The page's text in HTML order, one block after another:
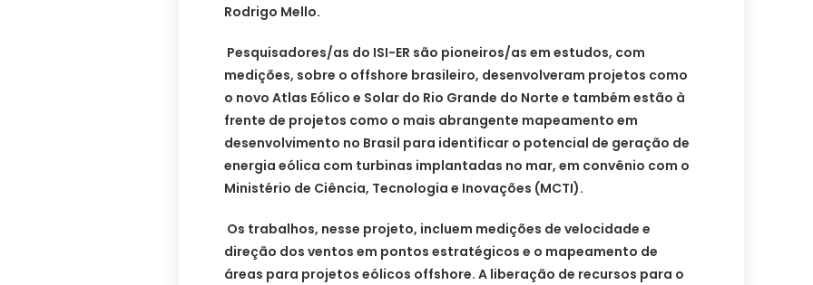
Rodrigo Mello.
Pesquisadores/as do ISI-ER são pioneiros/as em estudos, com
medições, sobre o offshore brasileiro, desenvolveram projetos como
o novo Atlas Eólico e Solar do Rio Grande do Norte e também estão à
frente de projetos como o mais abrangente mapeamento em
desenvolvimento no Brasil para identificar o potencial de geração de
energia eólica com turbinas implantadas no mar, em convênio com o
Ministério de Ciência, Tecnologia e Inovações (MCTI).
Os trabalhos, nesse projeto, incluem medições de velocidade e
direção dos ventos em pontos estratégicos e o mapeamento de
áreas para projetos eólicos offshore. A liberação de recursos para o